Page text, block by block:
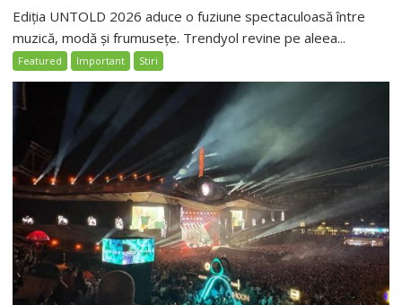
Ediția UNTOLD 2026 aduce o fuziune spectaculoasă între
muzică, modă și frumusețe. Trendyol revine pe aleea...
Featured Important Stiri